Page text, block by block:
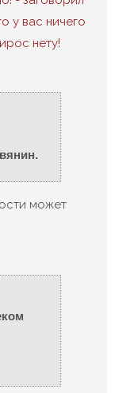
у вас ничего
нету!
может